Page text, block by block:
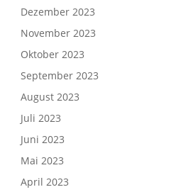
Dezember 2023
November 2023
Oktober 2023
September 2023
August 2023
Juli 2023
Juni 2023
Mai 2023
April 2023